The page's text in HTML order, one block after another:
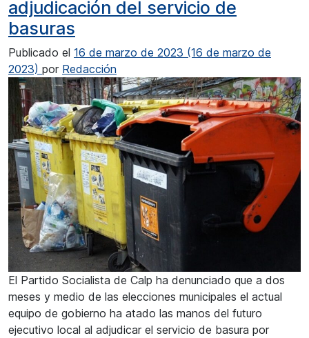
adjudicación del servicio de
basuras
Publicado el 16 de marzo de 2023 (16 de marzo de
2023) por Redacción
El Partido Socialista de Calp ha denunciado que a dos
meses y medio de las elecciones municipales el actual
equipo de gobierno ha atado las manos del futuro
ejecutivo local al adjudicar el servicio de basura por